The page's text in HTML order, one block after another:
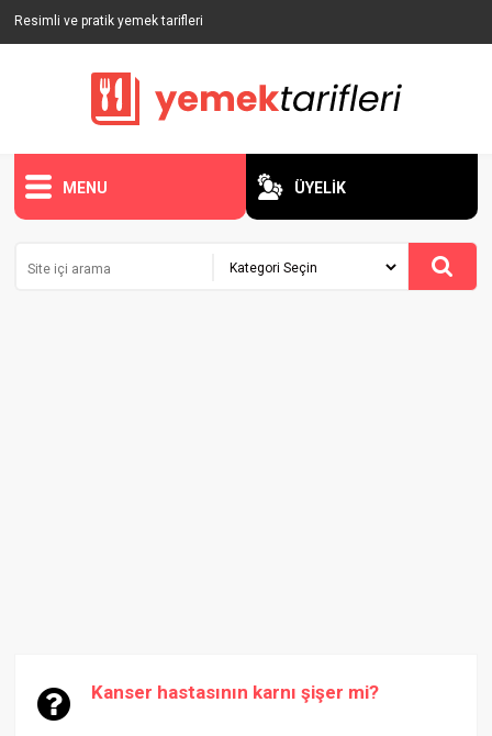
Resimli ve pratik yemek tarifleri
MENU ÜYELİK
Kanser hastasının karnı şişer mi?